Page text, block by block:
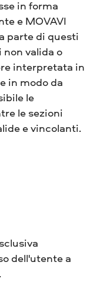
in forma
e MOVAVI
parte di questi
valida o
interpretata in
in modo da
le
le sezioni
e vincolanti.
dell'utente a